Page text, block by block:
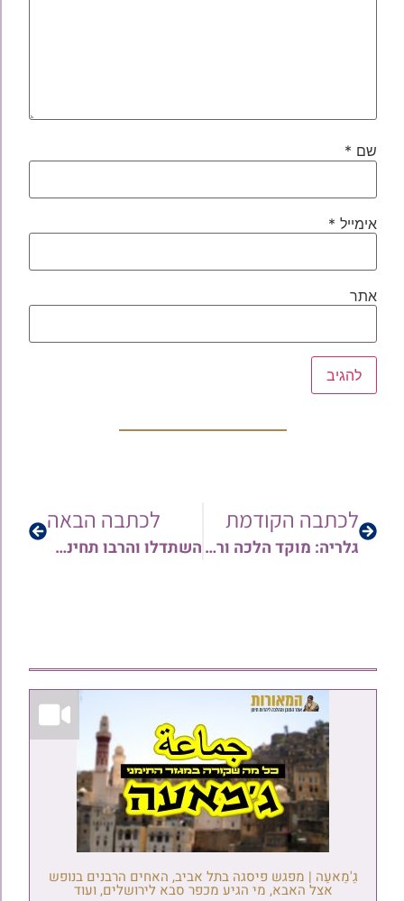
שם *
אימייל *
אתר
לכתבה הקודמת
גלריה: מוקד הלכה ורפואה בבני ברק לקראת צום תשעה באב בצל נגיף הקורונה – בראשות רבני קו ההלכה 'המאורות' בשיתוף שירותי בריאות כללית
לכתבה הבאה
השתדלו והרבו תחינה: עבור האשה מרת ידידה ב"ר שמעון (ושושנה) שתחי' שנדבקה בנגיף | אמרו כעת פרק תהלים
גַ'מַאעַה | מפגש פיסגה בתל אביב, האחים הרבנים בנופש
אצל האבא, מי הגיע מכפר סבא לירושלים, ועוד